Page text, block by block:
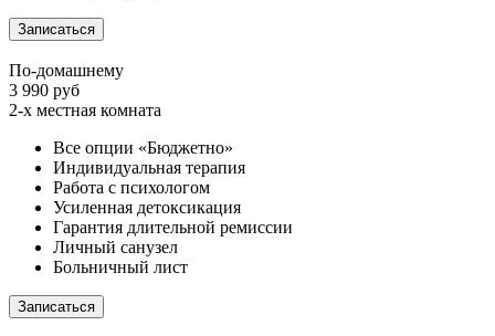
Записаться
По-домашнему
3 990 руб
2-х местная комната
Все опции «Бюджетно»
Индивидуальная терапия
Работа с психологом
Усиленная детоксикация
Гарантия длительной ремиссии
Личный санузел
Больничный лист
Записаться